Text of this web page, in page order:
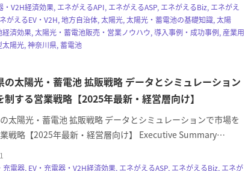
・V2H経済効果, エネがえるAPI, エネがえるASP, エネがえるBiz, エネがえ
がえるEV・V2H, 地方自治体, 太陽光, 太陽光・蓄電池の基礎知識, 太陽
済効果, 太陽光・蓄電池販売・営業ノウハウ, 導入事例・成功事例, 産業用
太陽光, 神奈川県, 蓄電池
の太陽光・蓄電池 拡販戦略 データとシミュレーション
制する営業戦略【2025年最新・経営層向け】
太陽光・蓄電池 拡販戦略 データとシミュレーションで市場を
戦略【2025年最新・経営層向け】 Executive Summary…
充電器, EV・充電器・V2H経済効果, エネがえるASP, エネがえるBiz, エネが